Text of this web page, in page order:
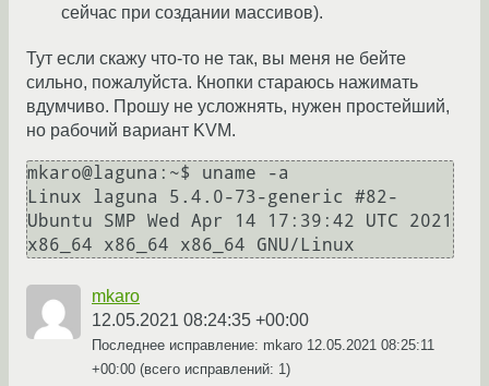
сейчас при создании массивов).
Тут если скажу что-то не так, вы меня не бейте
сильно, пожалуйста. Кнопки стараюсь нажимать
вдумчиво. Прошу не усложнять, нужен простейший,
но рабочий вариант KVM.
mkaro@laguna:~$ uname -a
Linux laguna 5.4.0-73-generic #82-
Ubuntu SMP Wed Apr 14 17:39:42 UTC 2021
mkaro
12.05.2021 08:24:35 +00:00
Последнее исправление: mkaro 12.05.2021 08:25:11
+00:00 (всего исправлений: 1)